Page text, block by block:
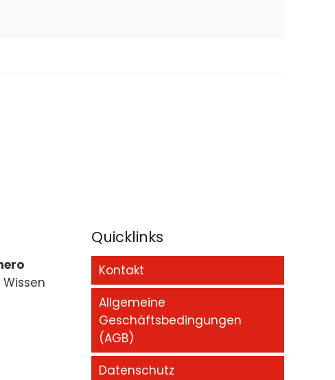
Quicklinks
Kontakt
Allgemeine
Geschäftsbedingungen
(AGB)
Datenschutz